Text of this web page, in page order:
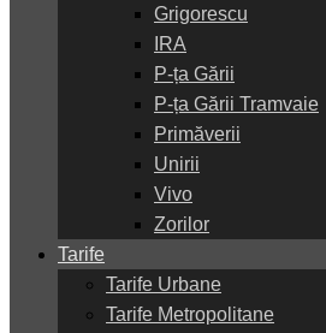
Grigorescu
IRA
P-ța Gării
P-ța Gării Tramvaie
Primăverii
Unirii
Vivo
Zorilor
Tarife
Tarife Urbane
Tarife Metropolitane